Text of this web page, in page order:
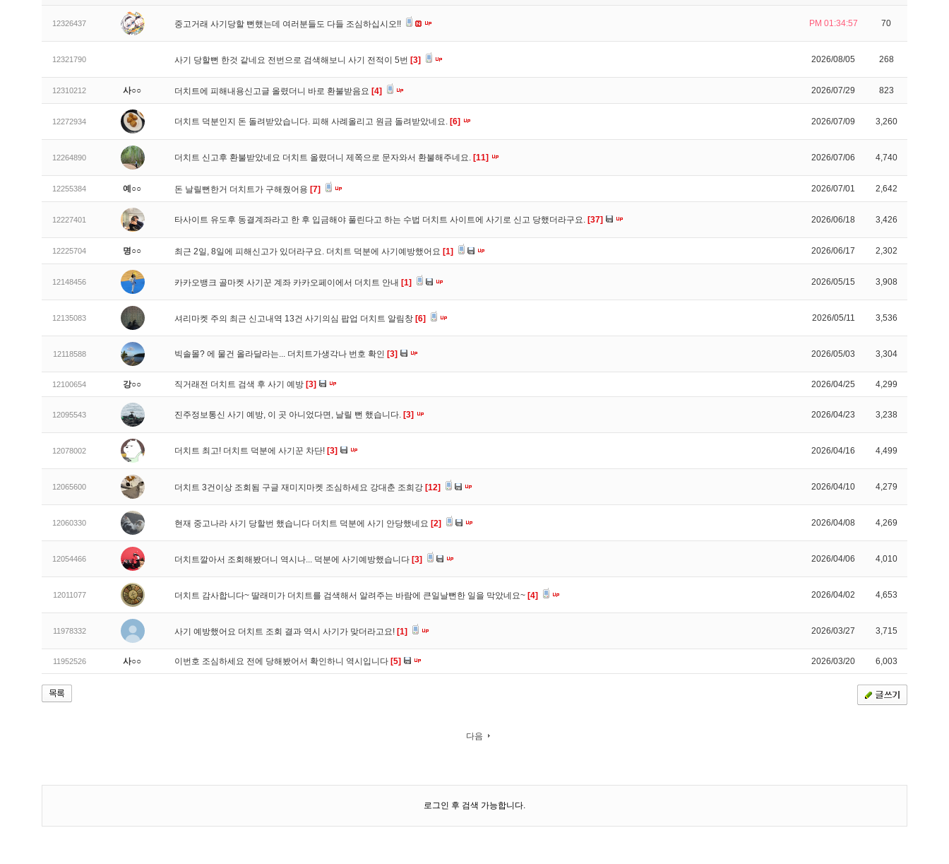
12326437 중고거래 사기당할 뻔했는데 여러분들도 다들 조심하십시오!! PM 01:34:57 70
12321790 사기 당할뻔 한것 같네요 전번으로 검색해보니 사기 전적이 5번 [3] 2026/08/05 268
12310212 사○○ 더치트에 피해내용신고글 올렸더니 바로 환불받음요 [4] 2026/07/29 823
12272934 더치트 덕분인지 돈 돌려받았습니다. 피해 사례올리고 원금 돌려받았네요. [6] 2026/07/09 3,260
12264890 더치트 신고후 환불받았네요 더치트 올렸더니 제쪽으로 문자와서 환불해주네요. [11] 2026/07/06 4,740
12255384 예○○ 돈 날릴뻔한거 더치트가 구해줬어용 [7] 2026/07/01 2,642
12227401 타사이트 유도후 동결계좌라고 한 후 입금해야 풀린다고 하는 수법 더치트 사이트에 사기로 신고 당했더라구요. [37] 2026/06/18 3,426
12225704 명○○ 최근 2일, 8일에 피해신고가 있더라구요. 더치트 덕분에 사기예방했어요 [1] 2026/06/17 2,302
12148456 카카오뱅크 골마켓 사기꾼 계좌 카카오페이에서 더치트 안내 [1] 2026/05/15 3,908
12135083 셔리마켓 주의 최근 신고내역 13건 사기의심 팝업 더치트 알림창 [6] 2026/05/11 3,536
12118588 빅솔몰? 에 물건 올라달라는... 더치트가생각나 번호 확인 [3] 2026/05/03 3,304
12100654 강○○ 직거래전 더치트 검색 후 사기 예방 [3] 2026/04/25 4,299
12095543 진주정보통신 사기 예방, 이 곳 아니었다면, 날릴 뻔 했습니다. [3] 2026/04/23 3,238
12078002 더치트 최고! 더치트 덕분에 사기꾼 차단! [3] 2026/04/16 4,499
12065600 더치트 3건이상 조회됨 구글 재미지마켓 조심하세요 강대춘 조희강 [12] 2026/04/10 4,279
12060330 현재 중고나라 사기 당할번 했습니다 더치트 덕분에 사기 안당했네요 [2] 2026/04/08 4,269
12054466 더치트깔아서 조회해봤더니 역시나... 덕분에 사기예방했습니다 [3] 2026/04/06 4,010
12011077 더치트 감사합니다~ 딸래미가 더치트를 검색해서 알려주는 바람에 큰일날뻔한 일을 막았네요~ [4] 2026/04/02 4,653
11978332 사기 예방했어요 더치트 조회 결과 역시 사기가 맞더라고요! [1] 2026/03/27 3,715
11952526 사○○ 이번호 조심하세요 전에 당해봤어서 확인하니 역시입니다 [5] 2026/03/20 6,003
다음
로그인 후 검색 가능합니다.